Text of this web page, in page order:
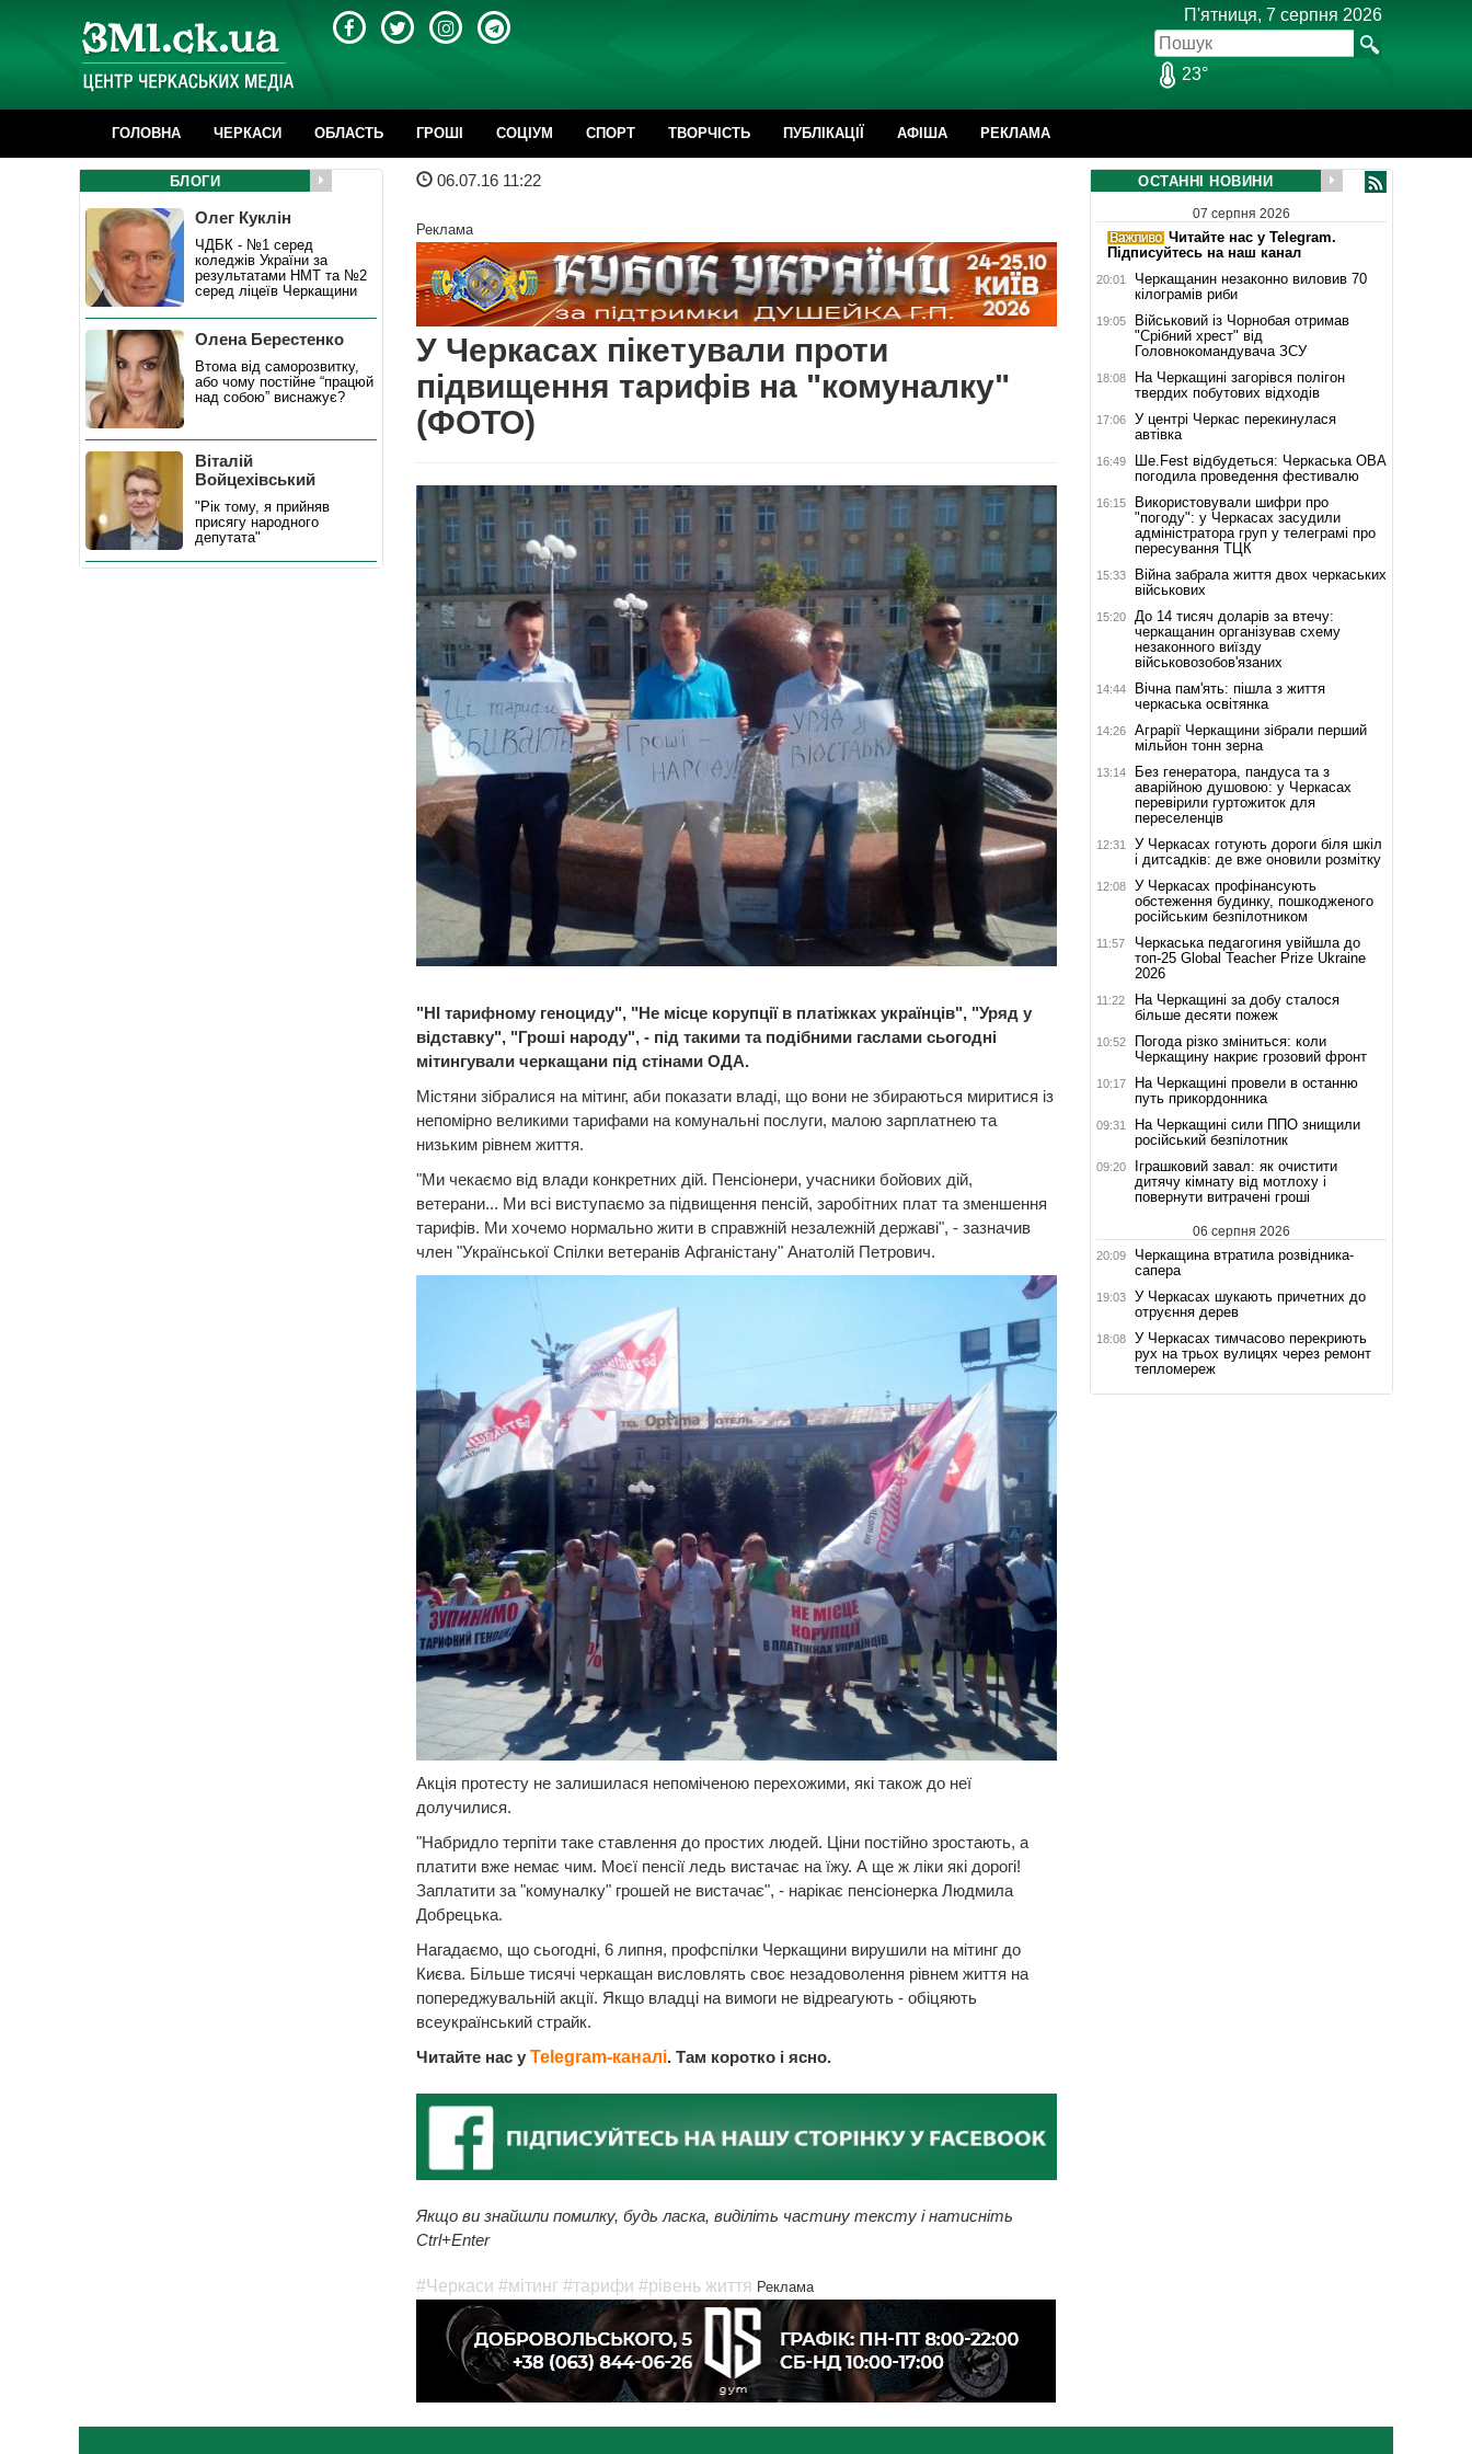
П'ятниця, 7 серпня 2026
23°
ГОЛОВНА ЧЕРКАСИ ОБЛАСТЬ ГРОШІ CОЦІУМ СПОРТ ТВОРЧІСТЬ ПУБЛІКАЦІЇ АФІША РЕКЛАМА
06.07.16 11:22
Реклама
У Черкасах пікетували проти
підвищення тарифів на "комуналку"
(ФОТО)
"НІ тарифному геноциду", "Не місце корупції в платіжках українців", "Уряд у
відставку", "Гроші народу", - під такими та подібними гаслами сьогодні
мітингували черкащани під стінами ОДА.
Містяни зібралися на мітинг, аби показати владі, що вони не збираються миритися із
непомірно великими тарифами на комунальні послуги, малою зарплатнею та
низьким рівнем життя.
"Ми чекаємо від влади конкретних дій. Пенсіонери, учасники бойових дій,
ветерани... Ми всі виступаємо за підвищення пенсій, заробітних плат та зменшення
тарифів. Ми хочемо нормально жити в справжній незалежній державі", - зазначив
член "Української Спілки ветеранів Афганістану" Анатолій Петрович.
Акція протесту не залишилася непоміченою перехожими, які також до неї
долучилися.
"Набридло терпіти таке ставлення до простих людей. Ціни постійно зростають, а
платити вже немає чим. Моєї пенсії ледь вистачає на їжу. А ще ж ліки які дорогі!
Заплатити за "комуналку" грошей не вистачає", - нарікає пенсіонерка Людмила
Добрецька.
Нагадаємо, що сьогодні, 6 липня, профспілки Черкащини вирушили на мітинг до
Києва. Більше тисячі черкащан висловлять своє незадоволення рівнем життя на
попереджувальній акції. Якщо владці на вимоги не відреагують - обіцяють
всеукраїнський страйк.
Читайте нас у Telegram-каналі. Там коротко і ясно.
Якщо ви знайшли помилку, будь ласка, виділіть частину тексту і натисніть
Ctrl+Enter
#Черкаси #мітинг #тарифи #рівень життя Реклама
БЛОГИ
Олег Куклін
ЧДБК - №1 серед
коледжів України за
результатами НМТ та №2
серед ліцеїв Черкащини
Олена Берестенко
Втома від саморозвитку,
або чому постійне “працюй
над собою” виснажує?
Віталій
Войцехівський
"Рік тому, я прийняв
присягу народного
депутата"
ОСТАННІ НОВИНИ
07 серпня 2026
Читайте нас у Telegram.
Підписуйтесь на наш канал
20:01
Черкащанин незаконно виловив 70
кілограмів риби
19:05
Військовий із Чорнобая отримав
"Срібний хрест" від
Головнокомандувача ЗСУ
18:08
На Черкащині загорівся полігон
твердих побутових відходів
17:06
У центрі Черкас перекинулася
автівка
16:49
Ше.Fest відбудеться: Черкаська ОВА
погодила проведення фестивалю
16:15
Використовували шифри про
"погоду": у Черкасах засудили
адміністратора груп у телеграмі про
пересування ТЦК
15:33
Війна забрала життя двох черкаських
військових
15:20
До 14 тисяч доларів за втечу:
черкащанин організував схему
незаконного виїзду
військовозобов'язаних
14:44
Вічна пам'ять: пішла з життя
черкаська освітянка
14:26
Аграрії Черкащини зібрали перший
мільйон тонн зерна
13:14
Без генератора, пандуса та з
аварійною душовою: у Черкасах
перевірили гуртожиток для
переселенців
12:31
У Черкасах готують дороги біля шкіл
і дитсадків: де вже оновили розмітку
12:08
У Черкасах профінансують
обстеження будинку, пошкодженого
російським безпілотником
11:57
Черкаська педагогиня увійшла до
топ-25 Global Teacher Prize Ukraine
2026
11:22
На Черкащині за добу сталося
більше десяти пожеж
10:52
Погода різко зміниться: коли
Черкащину накриє грозовий фронт
10:17
На Черкащині провели в останню
путь прикордонника
09:31
На Черкащині сили ППО знищили
російський безпілотник
09:20
Іграшковий завал: як очистити
дитячу кімнату від мотлоху і
повернути витрачені гроші
06 серпня 2026
20:09
Черкащина втратила розвідника-
сапера
19:03
У Черкасах шукають причетних до
отруєння дерев
18:08
У Черкасах тимчасово перекриють
рух на трьох вулицях через ремонт
тепломереж